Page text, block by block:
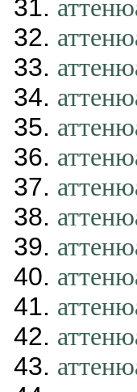
31.
32.
33.
34.
35.
36.
37.
38.
39.
40.
41.
42.
43.